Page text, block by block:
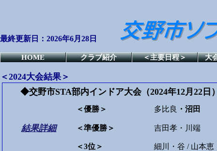
最終更新日：2026年6月28日
HOME クラブ紹介 ＜主要日程＞ 大
＜2024大会結果＞
◆交野市STA部内インドア大会（2024年12月22
結果詳細
＜優勝＞ 多比良 ・沼田
＜準優勝＞ 吉田孝・川端
＜3位＞ 細川・谷 / 山本恵